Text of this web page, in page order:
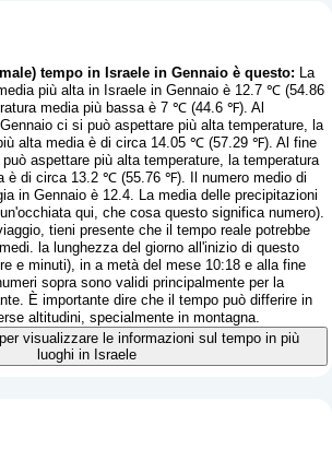
tempo in Israele in Gennaio è questo: La
più alta in Israele in Gennaio è 12.7 ℃ (54.86
media più bassa è 7 ℃ (44.6 ℉). Al
ci si può aspettare più alta temperature, la
alta media è di circa 14.05 ℃ (57.29 ℉). Al fine
aspettare più alta temperature, la temperatura
è di circa 13.2 ℃ (55.76 ℉). Il numero medio di
in Gennaio è 12.4. La media delle precipitazioni
un'occhiata qui, che cosa questo significa numero).
tieni presente che il tempo reale potrebbe
la lunghezza del giorno all'inizio di questo
e minuti), in a metà del mese 10:18 e alla fine
sopra sono validi principalmente per la
È importante dire che il tempo può differire in
altitudini, specialmente in montagna.
visualizzare le informazioni sul tempo in più
luoghi in Israele